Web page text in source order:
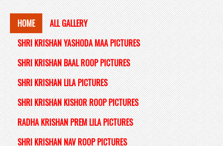
HOME
ALL GALLERY
SHRI KRISHAN YASHODA MAA PICTURES
SHRI KRISHAN BAAL ROOP PICTURES
SHRI KRISHAN LILA PICTURES
SHRI KRISHAN KISHOR ROOP PICTURES
RADHA KRISHAN PREM LILA PICTURES
SHRI KRISHAN NAV ROOP PICTURES